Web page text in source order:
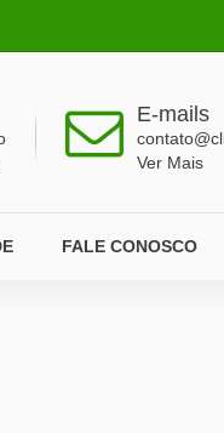
E-mails
Ver Mais
FALE CONOSCO